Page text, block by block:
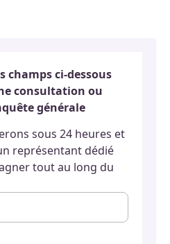
champs ci-dessous
consultation ou
générale
sous 24 heures et
représentant dédié
tout au long du